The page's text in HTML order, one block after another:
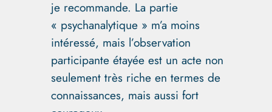
je recommande. La partie
« psychanalytique » m’a moins
intéressé, mais l’observation
participante étayée est un acte non
seulement très riche en termes de
connaissances, mais aussi fort